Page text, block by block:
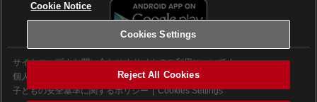
サイトマップ お問い合わせ
サイトのご利用について
個人情報等保護方針
外部送信について
子どもの安全基準に関するポリシー
Cookies Settings
Cookie Notice
Cookies Settings
Reject All Cookies